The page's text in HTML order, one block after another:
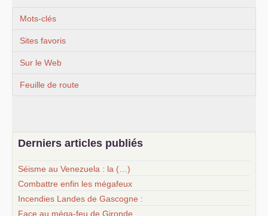
Mots-clés
Sites favoris
Sur le Web
Feuille de route
Derniers articles publiés
Séisme au Venezuela : la (…)
Combattre enfin les mégafeux
Incendies Landes de Gascogne :
Face au méga-feu de Gironde,